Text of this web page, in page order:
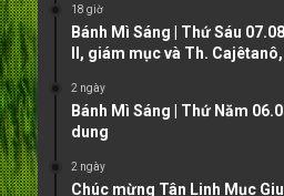
18 giờ
Bánh Mì Sáng | Thứ Sáu
II, giám mục và Th.
2 ngày
Bánh Mì Sáng | Thứ Năm
dung
2 ngày
Chúc mừng Tân Linh Mục